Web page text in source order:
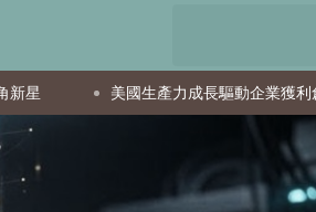
生產力成長驅動企業獲利創新高 股市Q2強勁